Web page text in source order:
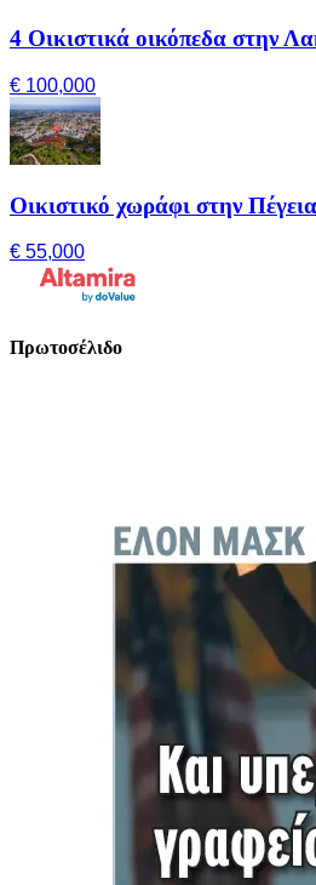
4 Οικιστικά οικόπεδα στην
€ 100,000
Οικιστικό χωράφι στην Πέγεια
€ 55,000
Πρωτοσέλιδο